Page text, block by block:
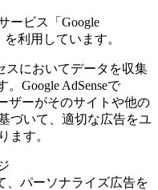
ービス「Google
利用しています。
スにおいてデータを収集
Google AdSenseで
ザーがそのサイトや他の
づいて、適切な広告をユ
ます。
、パーソナライズ広告を